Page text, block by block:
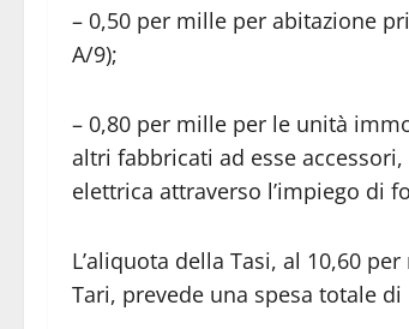
– 0,50 per mille per abitazione
A/9);
– 0,80 per mille per le unità
altri fabbricati ad esse
elettrica attraverso l’impiego di
L’aliquota della Tasi, al 10,60
Tari, prevede una spesa totale